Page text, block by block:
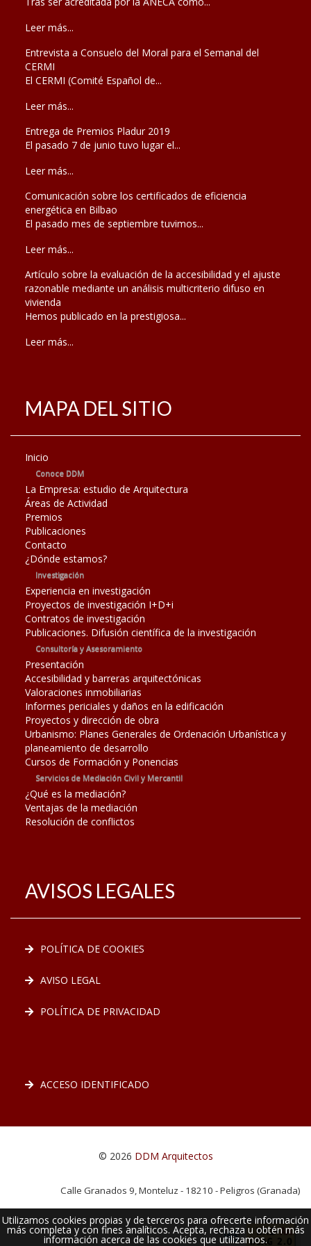
Leer más...
Entrevista a Consuelo del Moral para el Semanal del
CERMI
El CERMI (Comité Español de...
Leer más...
Entrega de Premios Pladur 2019
El pasado 7 de junio tuvo lugar el...
Leer más...
Comunicación sobre los certificados de eficiencia
energética en Bilbao
El pasado mes de septiembre tuvimos...
Leer más...
Artículo sobre la evaluación de la accesibilidad y el ajuste
razonable mediante un análisis multicriterio difuso en
vivienda
Hemos publicado en la prestigiosa...
Leer más...
MAPA DEL SITIO
Inicio
Conoce DDM
La Empresa: estudio de Arquitectura
Áreas de Actividad
Premios
Publicaciones
Contacto
¿Dónde estamos?
Investigación
Experiencia en investigación
Proyectos de investigación I+D+i
Contratos de investigación
Publicaciones. Difusión científica de la investigación
Consultoría y Asesoramiento
Presentación
Accesibilidad y barreras arquitectónicas
Valoraciones inmobiliarias
Informes periciales y daños en la edificación
Proyectos y dirección de obra
Urbanismo: Planes Generales de Ordenación Urbanística y
planeamiento de desarrollo
Cursos de Formación y Ponencias
Servicios de Mediación Civil y Mercantil
¿Qué es la mediación?
Ventajas de la mediación
Resolución de conflictos
AVISOS LEGALES
POLÍTICA DE COOKIES
AVISO LEGAL
POLÍTICA DE PRIVACIDAD
ACCESO IDENTIFICADO
© 2026 DDM Arquitectos
Calle Granados 9, Monteluz - 18210 - Peligros (Granada)
Utilizamos cookies propias y de terceros para ofrecerte información
más completa y con fines analíticos. Acepta, rechaza u obtén más
información acerca de las cookies que utilizamos.